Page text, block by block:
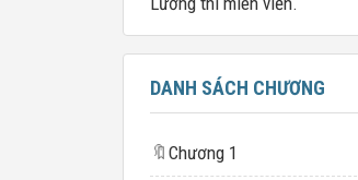
DANH SÁCH CHƯƠNG
🔖 Chương 1